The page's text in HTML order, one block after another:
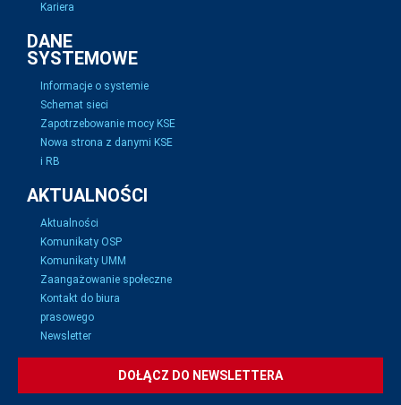
Kariera
DANE
SYSTEMOWE
Informacje o systemie
Schemat sieci
Zapotrzebowanie mocy KSE
Nowa strona z danymi KSE
i RB
AKTUALNOŚCI
Aktualności
Komunikaty OSP
Komunikaty UMM
Zaangażowanie społeczne
Kontakt do biura
prasowego
Newsletter
DOŁĄCZ DO NEWSLETTERA